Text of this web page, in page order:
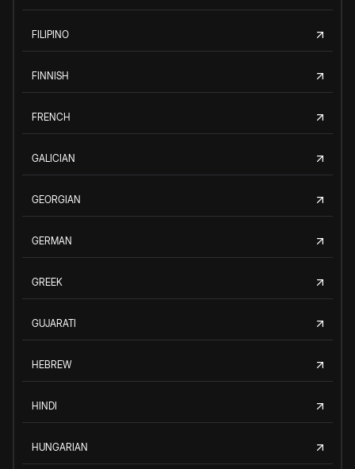
FILIPINO
FINNISH
FRENCH
GALICIAN
GEORGIAN
GERMAN
GREEK
GUJARATI
HEBREW
HINDI
HUNGARIAN